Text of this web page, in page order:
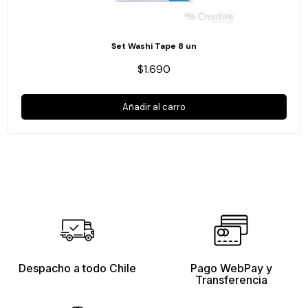
Set Washi Tape 8 un
$1.690
Añadir al carro
Despacho a todo Chile
Pago WebPay y
Transferencia